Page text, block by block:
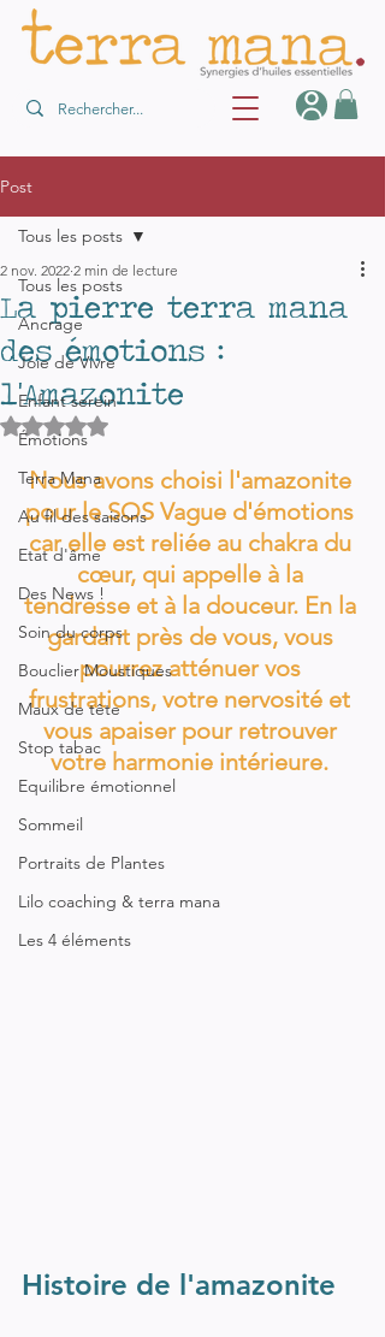
Post
Tous les posts
Ancrage
Joie de Vivre
Enfant serein
Émotions
Terra Mana
Au fil des saisons
Etat d'âme
Des News !
Soin du corps
Bouclier Moustiques
Maux de tête
Stop tabac
Equilibre émotionnel
Sommeil
Portraits de Plantes
Lilo coaching & terra mana
Les 4 éléments
Tous les posts
La pierre terra mana
des émotions :
l'Amazonite
2 nov. 2022 2 min de lecture
Noté NaN étoiles sur 5.
Nous avons choisi l'amazonite
pour le SOS Vague d'émotions
car elle est reliée au chakra du
cœur, qui appelle à la
tendresse et à la douceur. En la
gardant près de vous, vous
pourrez atténuer vos
frustrations, votre nervosité et
vous apaiser pour retrouver
votre harmonie intérieure.
Histoire de l'amazonite